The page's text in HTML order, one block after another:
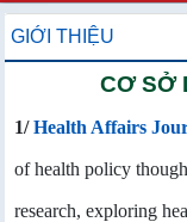
GIỚI THIỆU
CƠ SỞ
1/Health Affairs
of health policy
research, exploring